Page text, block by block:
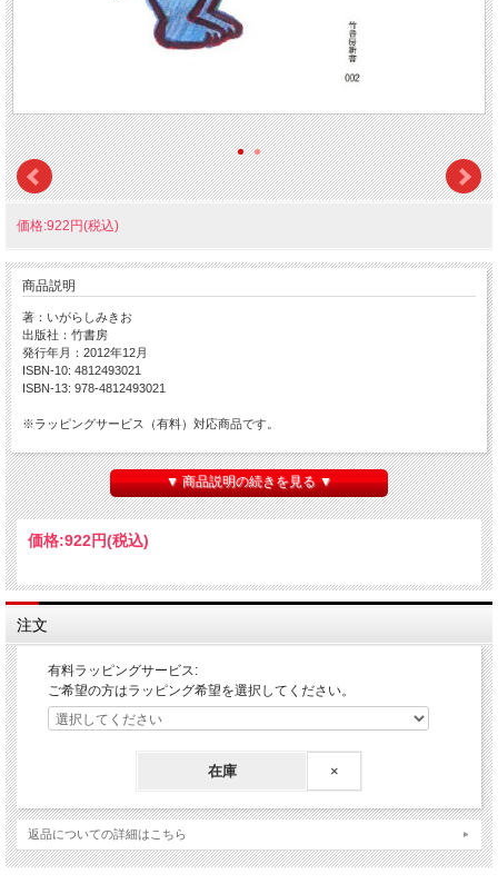
価格:922円(税込)
商品説明
著：いがらしみきお
出版社：竹書房
発行年月：2012年12月
ISBN-10: 4812493021
ISBN-13: 978-4812493021
※ラッピングサービス（有料）対応商品です。
【ラッピング（有料）ご希望の方へ】
■ラッピング費用：100円（税込）
（申込み手順）
１．上記の『有料ラッピングサービス』の「選択してください」より
『有料ラッピング（￥100）』を選択
２．『有料ラッピング（￥100）』を選択した状態で、「カートに入れる」をクリ
ック
以上で有料ラッピングの申込みは完了となります。
▼ 商品説明の続きを見る ▼
価格:922円(税込)
注文
有料ラッピングサービス:
ご希望の方はラッピング希望を選択してください。
在庫 ×
返品についての詳細はこちら